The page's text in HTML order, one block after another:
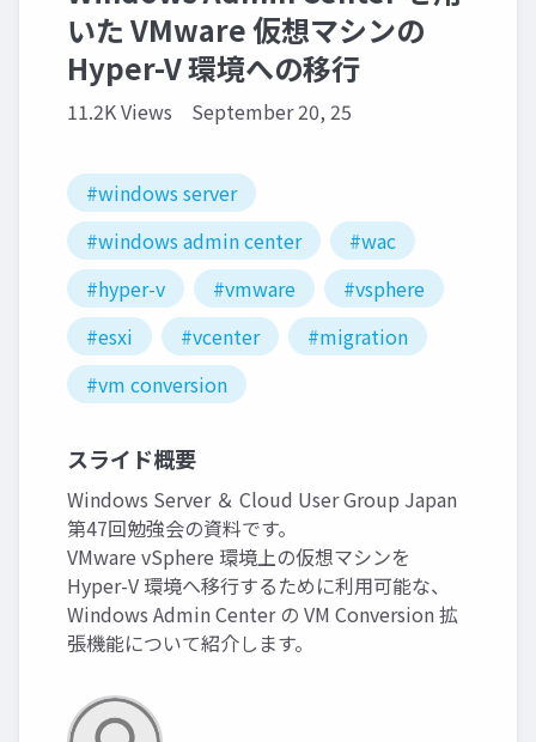
いた VMware 仮想マシンの
Hyper-V 環境への移行
11.2K Views September 20, 25
#windows server
#windows admin center
#wac
#hyper-v
#vmware
#vsphere
#esxi
#vcenter
#migration
#vm conversion
スライド概要
Windows Server ＆ Cloud User Group Japan
第47回勉強会の資料です。
VMware vSphere 環境上の仮想マシンを
Hyper-V 環境へ移行するために利用可能な、
Windows Admin Center の VM Conversion 拡
張機能について紹介します。